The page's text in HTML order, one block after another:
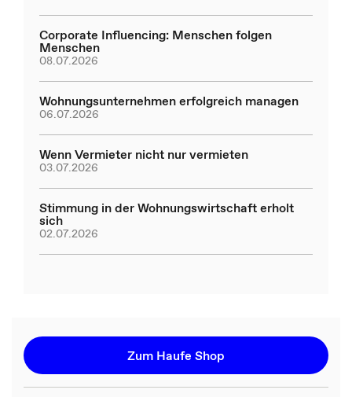
Corporate Influencing: Menschen folgen
Menschen
08.07.2026
Wohnungsunternehmen erfolgreich managen
06.07.2026
Wenn Vermieter nicht nur vermieten
03.07.2026
Stimmung in der Wohnungswirtschaft erholt
sich
02.07.2026
Zum Haufe Shop